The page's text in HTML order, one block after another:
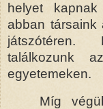
helyet
abban
játszótéren.
találkozunk
egyetemeken.
Míg